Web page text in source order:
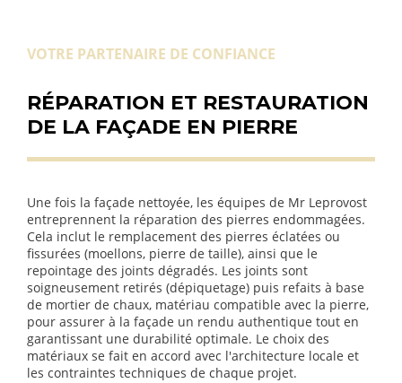
VOTRE PARTENAIRE DE CONFIANCE
RÉPARATION ET RESTAURATION
DE LA FAÇADE EN PIERRE
Une fois la façade nettoyée, les équipes de Mr Leprovost
entreprennent la réparation des pierres endommagées.
Cela inclut le remplacement des pierres éclatées ou
fissurées (moellons, pierre de taille), ainsi que le
repointage des joints dégradés. Les joints sont
soigneusement retirés (dépiquetage) puis refaits à base
de mortier de chaux, matériau compatible avec la pierre,
pour assurer à la façade un rendu authentique tout en
garantissant une durabilité optimale. Le choix des
matériaux se fait en accord avec l'architecture locale et
les contraintes techniques de chaque projet.